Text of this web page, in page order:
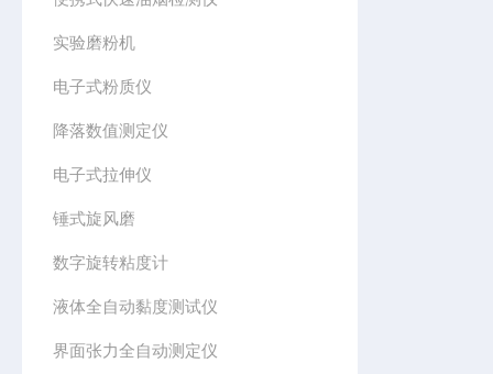
实验磨粉机
电子式粉质仪
降落数值测定仪
电子式拉伸仪
锤式旋风磨
数字旋转粘度计
液体全自动黏度测试仪
界面张力全自动测定仪